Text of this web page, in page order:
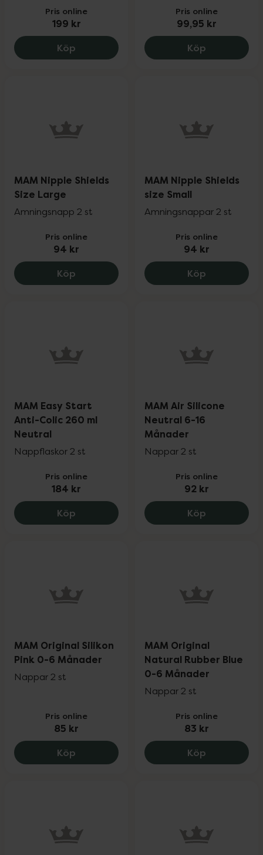
Pris online
199 kr
Köp Bambino Eat-n-play! Bib Polybag, 199
Pris online
99,95 kr
Köp Mam Air
MAM Nipple Shields
Size Large
Amningsnapp 2 st
Pris online
94 kr
Köp MAM Nipple Shields Size Large, 94 kr.
MAM Nipple Shields
size Small
Amningsnappar 2 st
Pris online
94 kr
Köp MAM
MAM Easy Start
Anti-Colic 260 ml
Neutral
Nappflaskor 2 st
Pris online
184 kr
Köp MAM Easy Start Anti-Colic 260 ml
MAM Air Silicone
Neutral 6-16
Månader
Nappar 2 st
Pris online
92 kr
Köp MAM Air
MAM Original Silikon
Pink 0-6 Månader
Nappar 2 st
Pris online
85 kr
Köp MAM Original Silikon Pink 0-6
MAM Original
Natural Rubber Blue
0-6 Månader
Nappar 2 st
Pris online
83 kr
Köp MAM